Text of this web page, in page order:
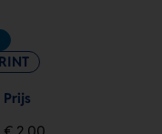
Prijs